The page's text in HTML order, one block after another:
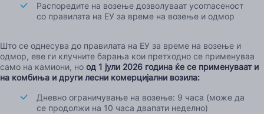
Распоредите на возење дозволуваат усогласеност
со правилата на ЕУ за време на возење и одмор
Што се однесува до правилата на ЕУ за време на возење и
одмор, еве ги клучните барања кои претходно се применуваа
само на камиони, но од 1 јули 2026 година ќе се применуваат и
на комбиња и други лесни комерцијални возила:
Дневно ограничување на возење: 9 часа (може да
се продолжи на 10 часа двапати неделно)